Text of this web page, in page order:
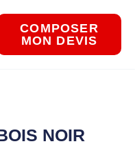
COMPOSER
MON DEVIS
NOIR